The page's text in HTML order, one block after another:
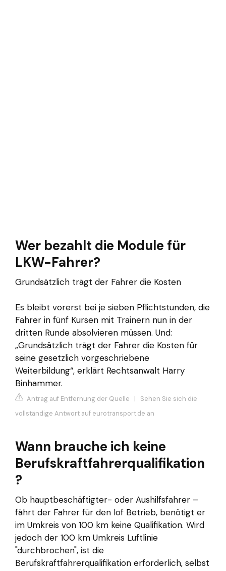
Wer bezahlt die Module für
LKW-Fahrer?
Grundsätzlich trägt der Fahrer die Kosten
Es bleibt vorerst bei je sieben Pflichtstunden, die
Fahrer in fünf Kursen mit Trainern nun in der
dritten Runde absolvieren müssen. Und:
„Grundsätzlich trägt der Fahrer die Kosten für
seine gesetzlich vorgeschriebene
Weiterbildung“, erklärt Rechtsanwalt Harry
Binhammer.
Antrag auf Entfernung der Quelle | Sehen Sie sich die
vollständige Antwort auf eurotransport.de an
Wann brauche ich keine
Berufskraftfahrerqualifikation
?
Ob hauptbeschäftigter- oder Aushilfsfahrer –
fährt der Fahrer für den lof Betrieb, benötigt er
im Umkreis von 100 km keine Qualifikation. Wird
jedoch der 100 km Umkreis Luftlinie
"durchbrochen", ist die
Berufskraftfahrerqualifikation erforderlich, selbst